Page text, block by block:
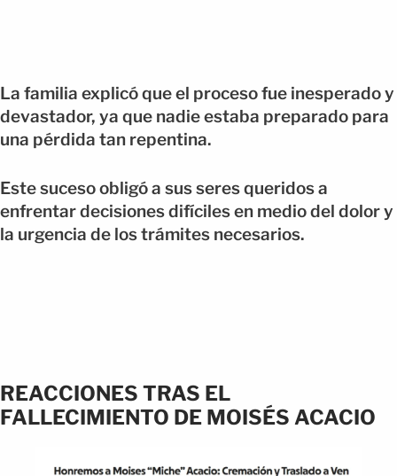
La familia explicó que el proceso fue inesperado y
devastador, ya que nadie estaba preparado para
una pérdida tan repentina.
Este suceso obligó a sus seres queridos a
enfrentar decisiones difíciles en medio del dolor y
la urgencia de los trámites necesarios.
REACCIONES TRAS EL
FALLECIMIENTO DE MOISÉS ACACIO